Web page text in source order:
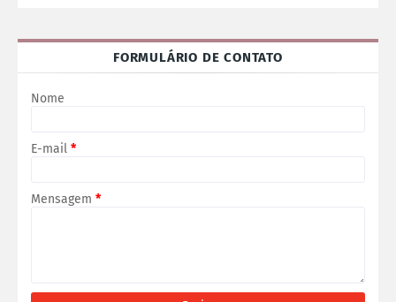
FORMULÁRIO DE CONTATO
Nome
E-mail *
Mensagem *